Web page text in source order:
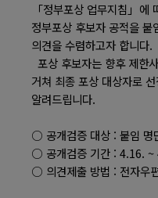
「정부포상 업무지침」
정부포상 후보자 공적을
의견을 수렴하고자 합니다.
포상 후보자는 향후 제한
거쳐 최종 포상 대상자로
알려드립니다.
○ 공개검증 대상 : 붙임 명
○ 공개검증 기간 : 4.16. ~
○ 의견제출 방법 : 전자